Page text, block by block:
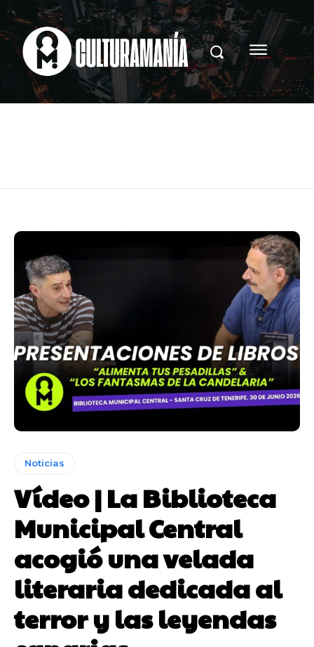
Noticias
Vídeo | La Biblioteca
Municipal Central
acogió una velada
literaria dedicada al
terror y las leyendas